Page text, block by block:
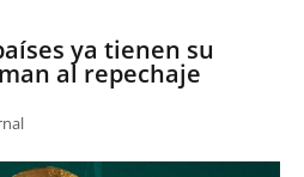
ya tienen su
al repechaje